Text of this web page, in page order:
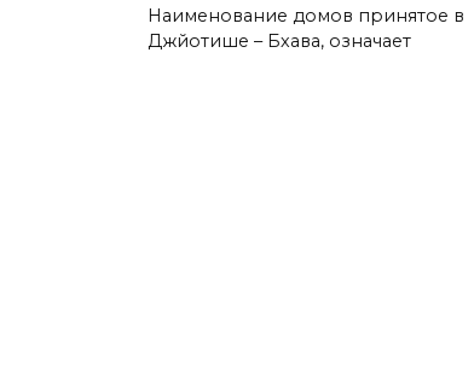
Наименование домов принятое в
Джйотише – Бхава, означает